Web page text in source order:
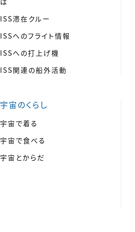
ISS滞在クルー
ISSへのフライト情報
ISSへの打上げ機
ISS関連の船外活動
宇宙のくらし
宇宙で着る
宇宙で食べる
宇宙とからだ